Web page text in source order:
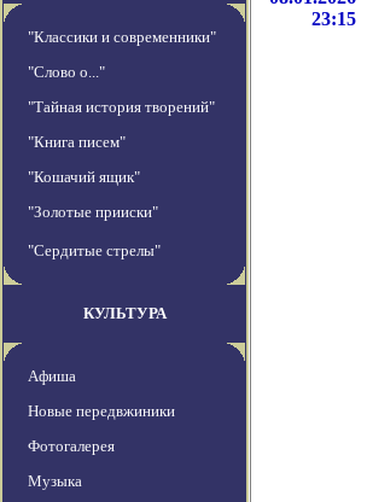
"Классики и современники"
"Слово о..."
"Тайная история творений"
"Книга писем"
"Кошачий ящик"
"Золотые прииски"
"Сердитые стрелы"
КУЛЬТУРА
Афиша
Новые передвжиники
Фотогалерея
Музыка
23:15